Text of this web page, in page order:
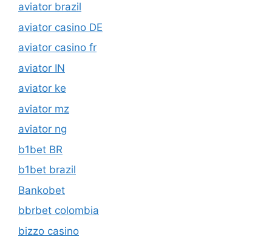
aviator brazil
aviator casino DE
aviator casino fr
aviator IN
aviator ke
aviator mz
aviator ng
b1bet BR
b1bet brazil
Bankobet
bbrbet colombia
bizzo casino